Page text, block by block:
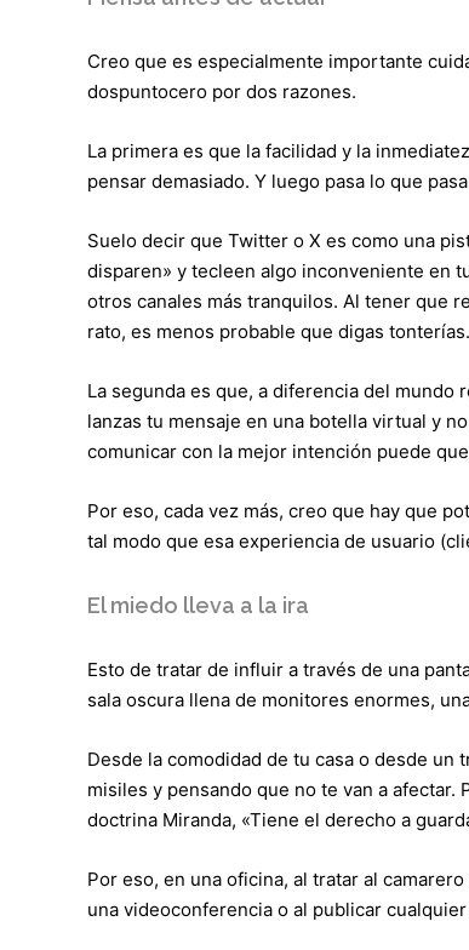
Creo que es especialmente importante
dospuntocero por dos razones.
La primera es que la facilidad y la
pensar demasiado. Y luego pasa lo que
Suelo decir que Twitter o X es como una
disparen» y tecleen algo inconveniente en
otros canales más tranquilos. Al tener que
rato, es menos probable que digas tonterías.
La segunda es que, a diferencia del
lanzas tu mensaje en una botella virtual y
comunicar con la mejor intención puede
Por eso, cada vez más, creo que hay que
tal modo que esa experiencia de usuario
El miedo lleva a la ira
Esto de tratar de influir a través de una
sala oscura llena de monitores enormes,
Desde la comodidad de tu casa o desde
misiles y pensando que no te van a
doctrina Miranda, «Tiene el derecho a
Por eso, en una oficina, al tratar al
una videoconferencia o al publicar